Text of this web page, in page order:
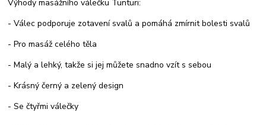
Výhody masážního válečku Tunturi:
- Válec podporuje zotavení svalů a pomáhá zmírnit bolesti svalů
- Pro masáž celého těla
- Malý a lehký, takže si jej můžete snadno vzít s sebou
- Krásný černý a zelený design
- Se čtyřmi válečky